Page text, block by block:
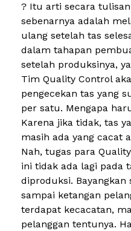
? Itu arti secara
sebenarnya adalah
ulang setelah tas
dalam tahapan
setelah produksinya,
Tim Quality Control
pengecekan tas yang
per satu. Mengapa
Karena jika tidak, tas
masih ada yang cacat
Nah, tugas para
ini tidak ada lagi pada
diproduksi. Bayangkan
sampai ketangan
terdapat kecacatan,
pelanggan tentunya.